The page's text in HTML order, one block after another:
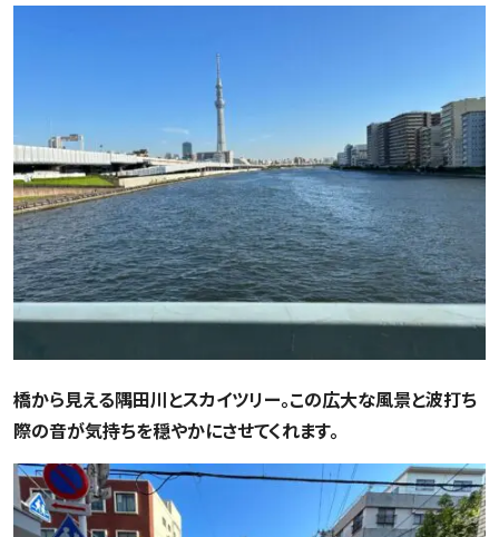
橋から見える隅田川とスカイツリー。この広大な風景と波打ち
際の音が気持ちを穏やかにさせてくれます。